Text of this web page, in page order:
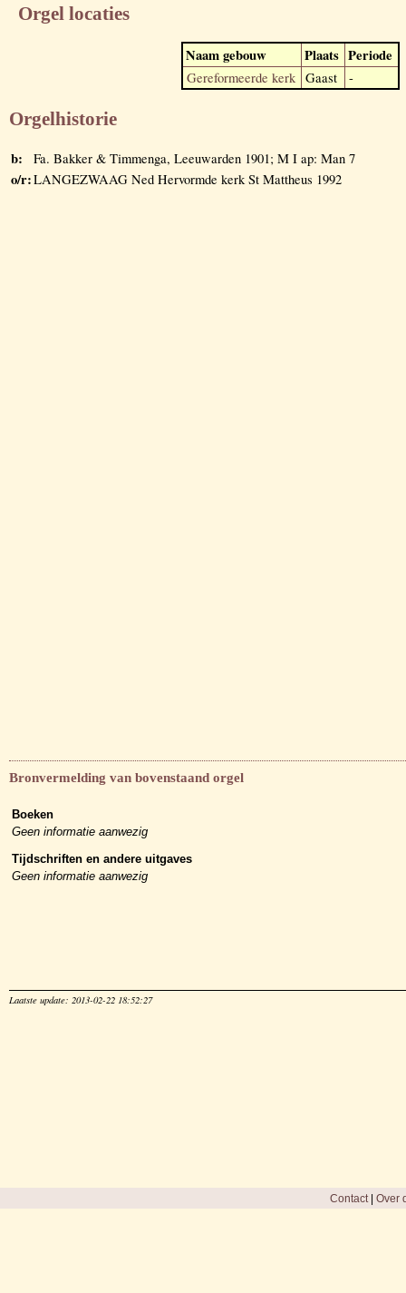
Orgel locaties
Naam gebouw Plaats Periode
Gereformeerde kerk Gaast -
Orgelhistorie
b: Fa. Bakker & Timmenga, Leeuwarden 1901; M I ap: Man 7
o/r:LANGEZWAAG Ned Hervormde kerk St Mattheus 1992
Bronvermelding van bovenstaand orgel
Boeken
Geen informatie aanwezig
Tijdschriften en andere uitgaves
Geen informatie aanwezig
Laatste update: 2013-02-22 18:52:27
Contact| Over